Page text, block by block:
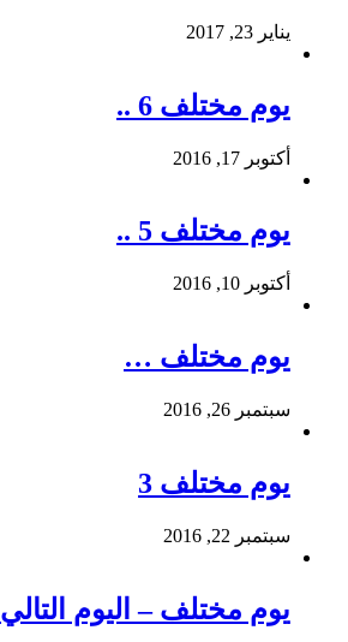
يناير 23, 2017
يوم مختلف 6 ..
أكتوبر 17, 2016
يوم مختلف 5 ..
أكتوبر 10, 2016
يوم مختلف …
سبتمبر 26, 2016
يوم مختلف 3
سبتمبر 22, 2016
يوم مختلف – اليوم التالي